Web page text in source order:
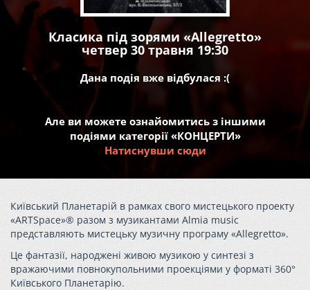
Класика під зорями «Allegretto»
четвер 30 травня 19:30
Дана подія вже відбулася :(
Але ви можете ознайомитись з іншими
подіями категорії «КОНЦЕРТИ»
Натиснувши сюди
Київський Планетарій в рамках свого мистецького проекту
«ARTSpace»® разом з музикантами Almia music
представляють мистецьку музичну програму «Аllegretto».
Це фантазії, народжені живою музикою у синтезі з
вражаючими повнокупольними проекціями у форматі 360°
Київського Планетарію.